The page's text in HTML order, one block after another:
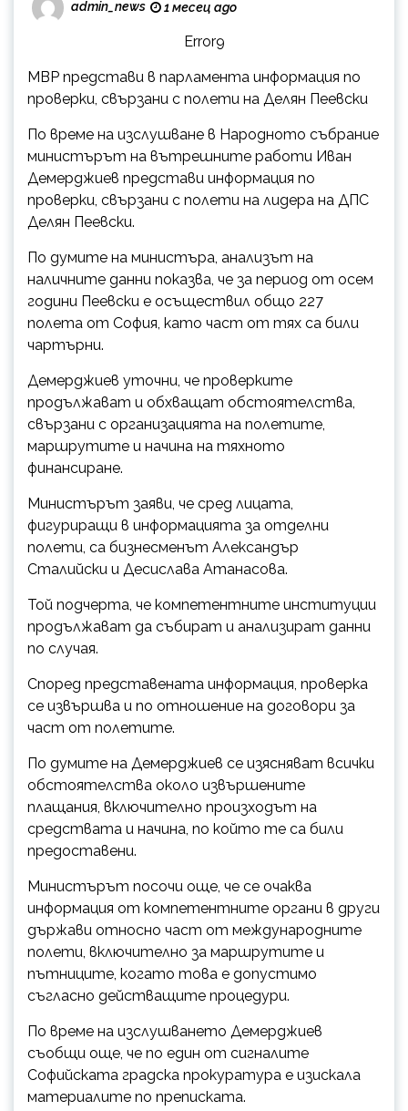
admin_news 1 месец ago
Error9
МВР представи в парламента информация по
проверки, свързани с полети на Делян Пеевски
По време на изслушване в Народното събрание
министърът на вътрешните работи Иван
Демерджиев представи информация по
проверки, свързани с полети на лидера на ДПС
Делян Пеевски.
По думите на министъра, анализът на
наличните данни показва, че за период от осем
години Пеевски е осъществил общо 227
полета от София, като част от тях са били
чартърни.
Демерджиев уточни, че проверките
продължават и обхващат обстоятелства,
свързани с организацията на полетите,
маршрутите и начина на тяхното
финансиране.
Министърът заяви, че сред лицата,
фигуриращи в информацията за отделни
полети, са бизнесменът Александър
Сталийски и Десислава Атанасова.
Той подчерта, че компетентните институции
продължават да събират и анализират данни
по случая.
Според представената информация, проверка
се извършва и по отношение на договори за
част от полетите.
По думите на Демерджиев се изясняват всички
обстоятелства около извършените
плащания, включително произходът на
средствата и начина, по който те са били
предоставени.
Министърът посочи още, че се очаква
информация от компетентните органи в други
държави относно част от международните
полети, включително за маршрутите и
пътниците, когато това е допустимо
съгласно действащите процедури.
По време на изслушването Демерджиев
съобщи още, че по един от сигналите
Софийската градска прокуратура е изискала
материалите по преписката.